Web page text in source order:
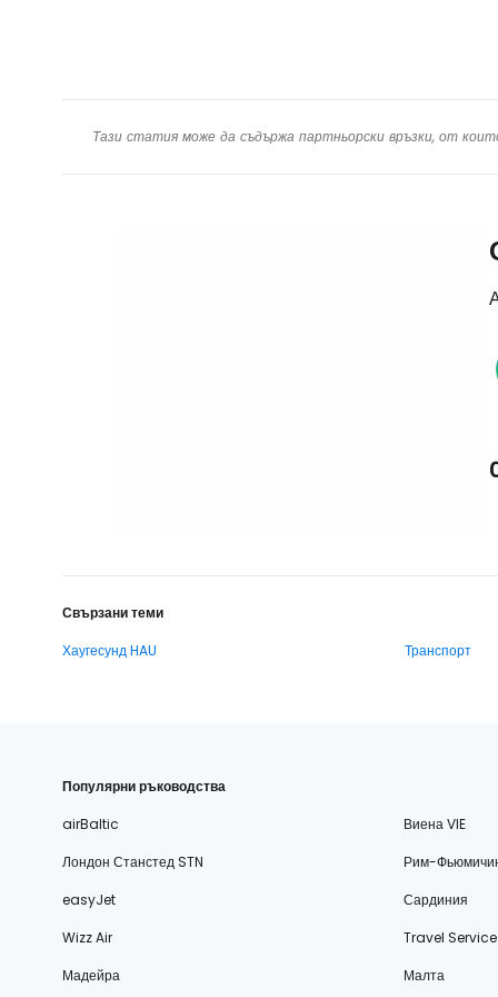
Тази статия може да съдържа партньорски връзки, от
Свързани теми
Хаугесунд HAU
Транспорт
Популярни ръководства
airBaltic
Виена VIE
Лондон Станстед STN
Рим-
easyJet
Сардиния
Wizz Air
Travel Service
Мадейра
Малта